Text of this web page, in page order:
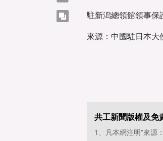
駐新潟總領館領事保
來源：中國駐日本大
共工新聞版權及免
1、凡本網注明“來源